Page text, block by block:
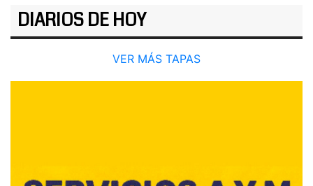
DIARIOS DE HOY
VER MÁS TAPAS